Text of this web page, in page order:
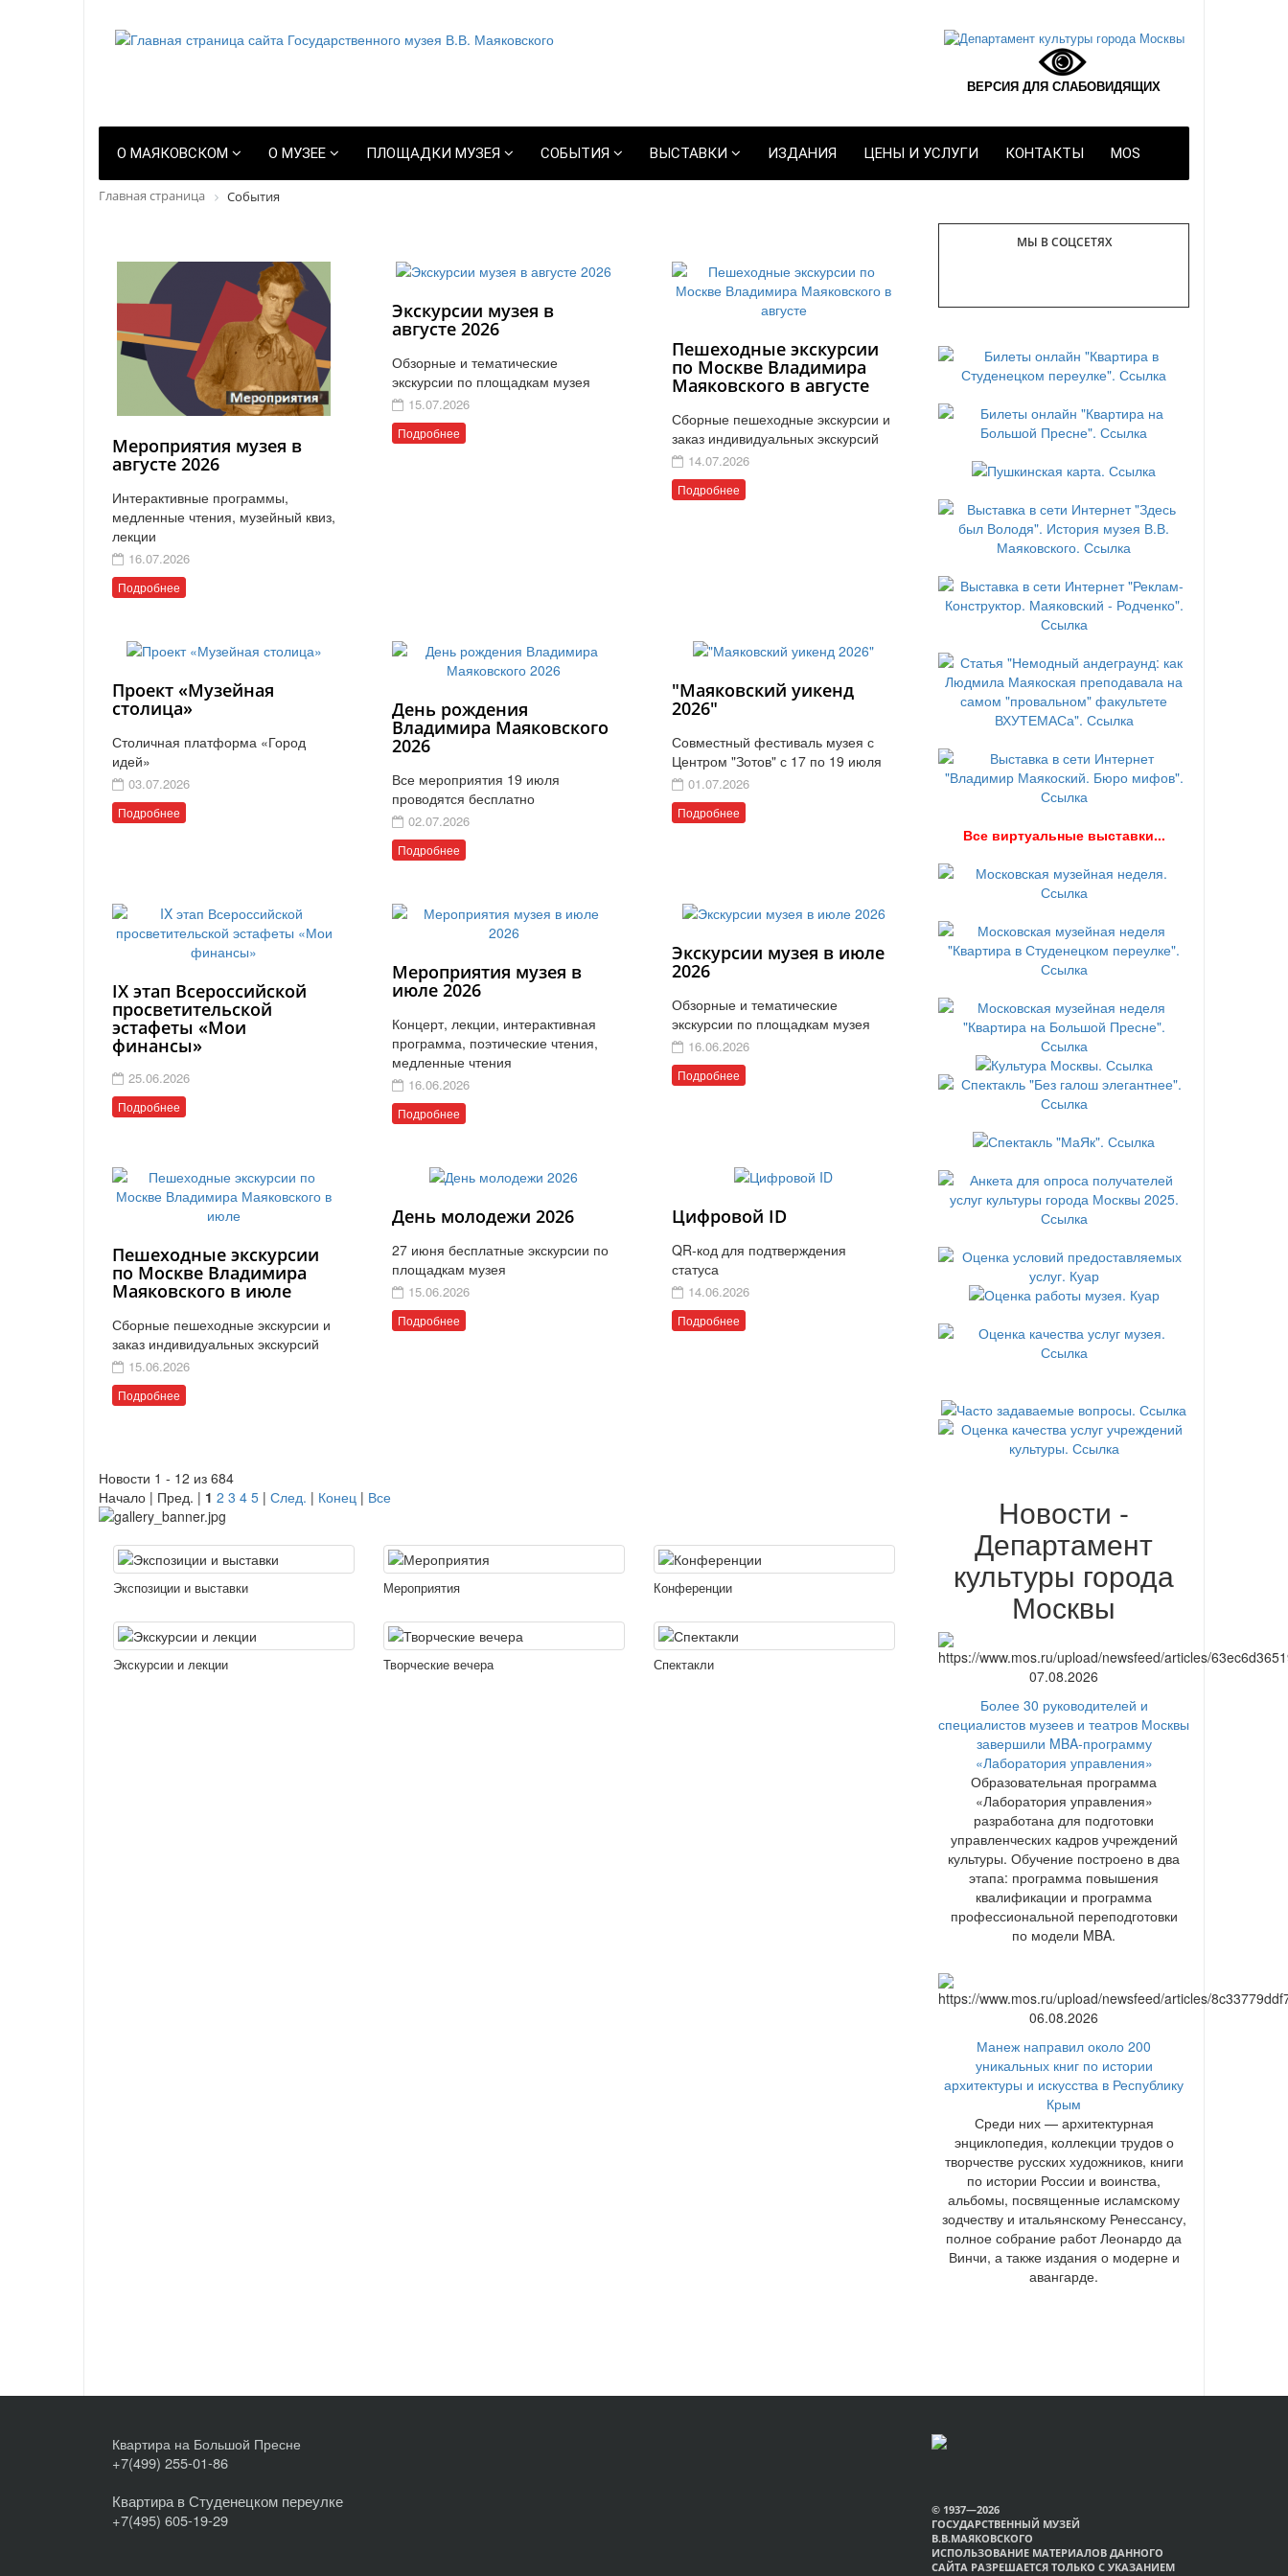
ВЕРСИЯ ДЛЯ СЛАБОВИДЯЩИХ
О МАЯКОВСКОМ О МУЗЕЕ ПЛОЩАДКИ МУЗЕЯ СОБЫТИЯ ВЫСТАВКИ ИЗДАНИЯ ЦЕНЫ И УСЛУГИ КОНТАКТЫ MOS
Главная страница События
Мероприятия музея в
августе 2026
Интерактивные программы,
медленные чтения, музейный квиз,
лекции
16.07.2026
Подробнее
Экскурсии музея в
августе 2026
Обзорные и тематические
экскурсии по площадкам музея
15.07.2026
Подробнее
Пешеходные экскурсии
по Москве Владимира
Маяковского в августе
Сборные пешеходные экскурсии и
заказ индивидуальных экскурсий
14.07.2026
Подробнее
Проект «Музейная
столица»
Столичная платформа «Город
идей»
03.07.2026
Подробнее
День рождения
Владимира Маяковского
2026
Все мероприятия 19 июля
проводятся бесплатно
02.07.2026
Подробнее
"Маяковский уикенд
2026"
Совместный фестиваль музея с
Центром "Зотов" с 17 по 19 июля
01.07.2026
Подробнее
IX этап Всероссийской
просветительской
эстафеты «Мои
финансы»
25.06.2026
Подробнее
Мероприятия музея в
июле 2026
Концерт, лекции, интерактивная
программа, поэтические чтения,
медленные чтения
16.06.2026
Подробнее
Экскурсии музея в июле
2026
Обзорные и тематические
экскурсии по площадкам музея
16.06.2026
Подробнее
Пешеходные экскурсии
по Москве Владимира
Маяковского в июле
Сборные пешеходные экскурсии и
заказ индивидуальных экскурсий
15.06.2026
Подробнее
День молодежи 2026
27 июня бесплатные экскурсии по
площадкам музея
15.06.2026
Подробнее
Цифровой ID
QR-код для подтверждения
статуса
14.06.2026
Подробнее
Новости 1 - 12 из 684
Начало | Пред. | 1 2 3 4 5 | След. | Конец | Все
Экспозиции и выставки Мероприятия Конференции
Экскурсии и лекции Творческие вечера Спектакли
МЫ В СОЦСЕТЯХ
Все виртуальные выставки...
Новости -
Департамент
культуры города
Москвы
07.08.2026
Более 30 руководителей и
специалистов музеев и театров Москвы
завершили MBA-программу
«Лаборатория управления»
Образовательная программа
«Лаборатория управления»
разработана для подготовки
управленческих кадров учреждений
культуры. Обучение построено в два
этапа: программа повышения
квалификации и программа
профессиональной переподготовки
по модели MBA.
06.08.2026
Манеж направил около 200
уникальных книг по истории
архитектуры и искусства в Республику
Крым
Среди них — архитектурная
энциклопедия, коллекции трудов о
творчестве русских художников, книги
по истории России и воинства,
альбомы, посвященные исламскому
зодчеству и итальянскому Ренессансу,
полное собрание работ Леонардо да
Винчи, а также издания о модерне и
авангарде.
© 1937—2026
ГОСУДАРСТВЕННЫЙ МУЗЕЙ
В.В.МАЯКОВСКОГО
ИСПОЛЬЗОВАНИЕ МАТЕРИАЛОВ ДАННОГО
САЙТА РАЗРЕШАЕТСЯ ТОЛЬКО С УКАЗАНИЕМ
Квартира на Большой Пресне
+7(499) 255-01-86
Квартира в Студенецком переулке
+7(495) 605-19-29